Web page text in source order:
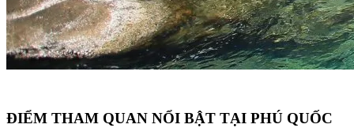
ĐIỂM THAM QUAN NỔI BẬT TẠI PHÚ QUỐC